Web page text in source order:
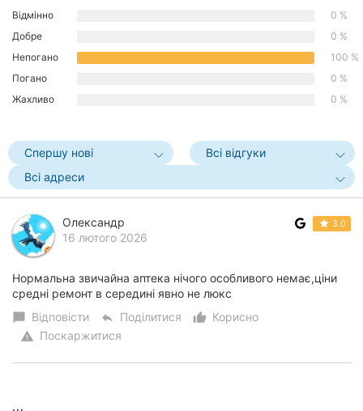
Харків
Запоріжжя
Львів
Кривий
Ріг
Миколаїв
Херсон
Полтава
Чернігів
Черкаси
Відмінно
0 %
Добре
0 %
Непогано
100 %
Погано
0 %
Жахливо
0 %
Спершу нові
Всі відгуки
Всі адреси
Олександр
16 лютого 2026
3.0
Нормальна звичайна аптека нічого особливого немає,ціни
средні ремонт в середині явно не люкс
chat_bubble Відповісти reply Поділитися thumb_up_alt
Корисно
warning Поскаржитися